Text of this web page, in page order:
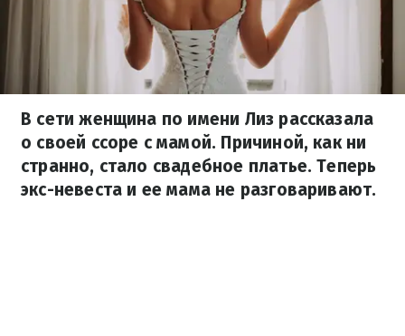
В сети женщина по имени Лиз рассказала
о своей ссоре с мамой. Причиной, как ни
странно, стало свадебное платье. Теперь
экс-невеста и ее мама не разговаривают.